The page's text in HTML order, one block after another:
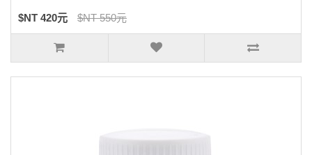
$NT 420元 $NT 550元